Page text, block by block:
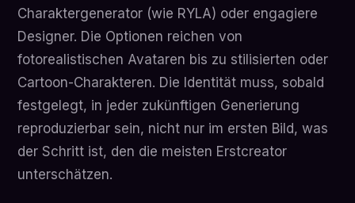
Charaktergenerator (wie RYLA) oder engagiere
Designer. Die Optionen reichen von
fotorealistischen Avataren bis zu stilisierten oder
Cartoon-Charakteren. Die Identität muss, sobald
festgelegt, in jeder zukünftigen Generierung
reproduzierbar sein, nicht nur im ersten Bild, was
der Schritt ist, den die meisten Erstcreator
unterschätzen.